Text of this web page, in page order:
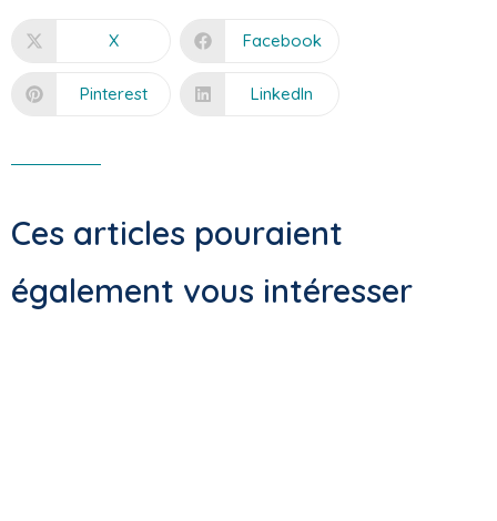
X Facebook
Pinterest LinkedIn
Ces articles pouraient
également vous intéresser